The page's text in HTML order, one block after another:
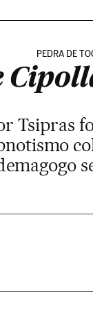
PEDRA DE
Tsipras